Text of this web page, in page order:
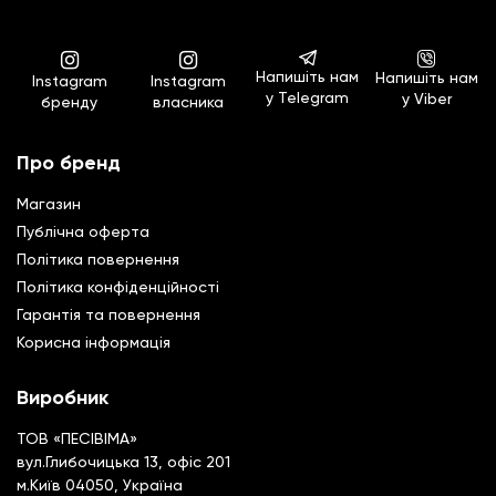
Instagram
бренду
Instagram
власника
Напишіть нам
у Telegram
Напишіть нам
у Viber
Про бренд
Магазин
Публічна оферта
Політика повернення
Полiтика конфiденцiйностi
Гарантiя та повернення
Корисна інформація
Виробник
ТОВ «ПЕСІВІМА»
вул.Глибочицька 13, офіс 201
м.Київ 04050, Україна